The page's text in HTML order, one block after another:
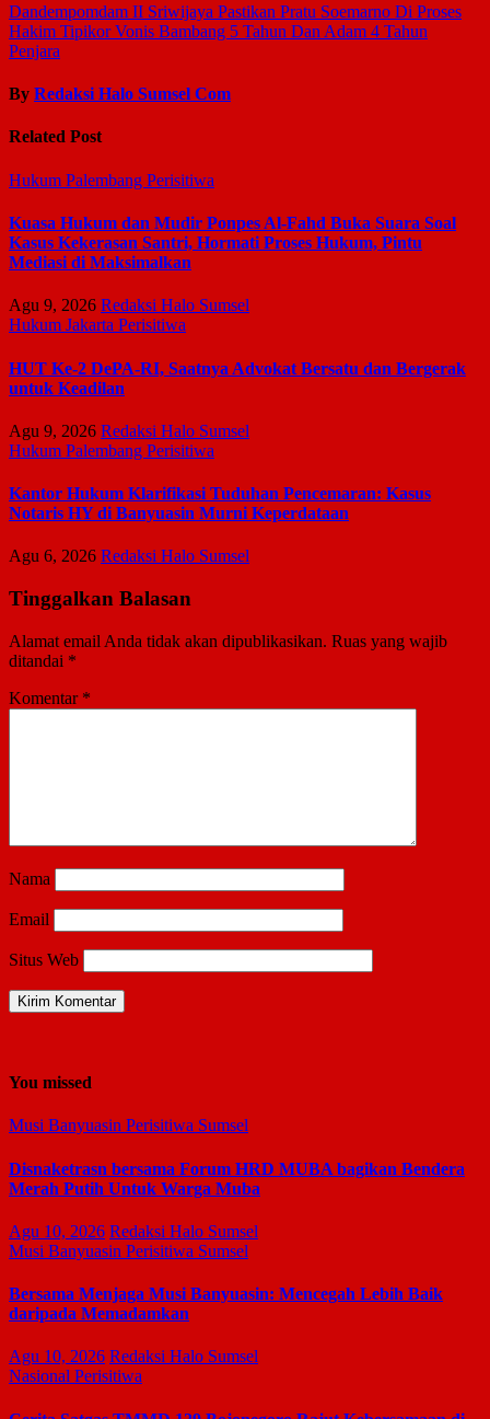
Dandempomdam II Sriwijaya Pastikan Pratu Soemarno Di Proses
Hakim Tipikor Vonis Bambang 5 Tahun Dan Adam 4 Tahun
Penjara
By Redaksi Halo Sumsel Com
Related Post
Hukum Palembang Perisitiwa
Kuasa Hukum dan Mudir Ponpes Al-Fahd Buka Suara Soal
Kasus Kekerasan Santri, Hormati Proses Hukum, Pintu
Mediasi di Maksimalkan
Agu 9, 2026 Redaksi Halo Sumsel
Hukum Jakarta Perisitiwa
HUT Ke-2 DePA-RI, Saatnya Advokat Bersatu dan Bergerak
untuk Keadilan
Agu 9, 2026 Redaksi Halo Sumsel
Hukum Palembang Perisitiwa
Kantor Hukum Klarifikasi Tuduhan Pencemaran: Kasus
Notaris HY di Banyuasin Murni Keperdataan
Agu 6, 2026 Redaksi Halo Sumsel
Tinggalkan Balasan
Alamat email Anda tidak akan dipublikasikan. Ruas yang wajib
ditandai *
Komentar *
Nama
Email
Situs Web
You missed
Musi Banyuasin Perisitiwa Sumsel
Disnaketrasn bersama Forum HRD MUBA bagikan Bendera
Merah Putih Untuk Warga Muba
Agu 10, 2026 Redaksi Halo Sumsel
Musi Banyuasin Perisitiwa Sumsel
Bersama Menjaga Musi Banyuasin: Mencegah Lebih Baik
daripada Memadamkan
Agu 10, 2026 Redaksi Halo Sumsel
Nasional Perisitiwa